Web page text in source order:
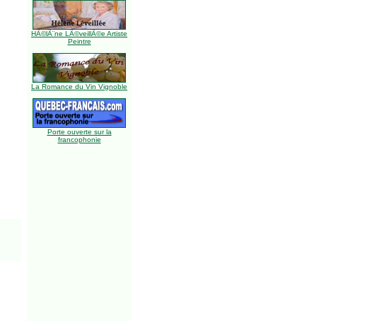
HÃ©lÃ¨ne LÃ©veillÃ©e Artiste
Peintre
La Romance du Vin Vignoble
Porte ouverte sur la
francophonie